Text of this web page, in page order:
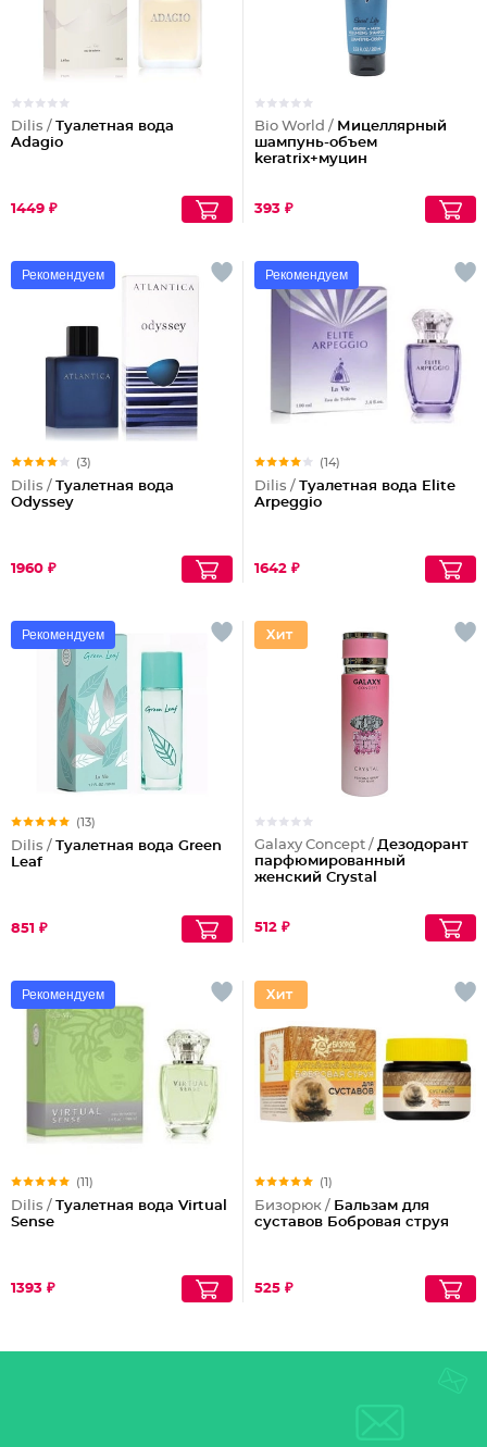
Dilis / Туалетная вода
Adagio
1449 ₽
Bio World / Мицеллярный
шампунь-объем
keratrix+муцин
393 ₽
Рекомендуем
(3)
Dilis / Туалетная вода
Odyssey
1960 ₽
Рекомендуем
(14)
Dilis / Туалетная вода Elite
Arpeggio
1642 ₽
Рекомендуем
(13)
Dilis / Туалетная вода Green
Leaf
851 ₽
Galaxy Concept / Дезодорант
парфюмированный
женский Crystal
512 ₽
Рекомендуем
(11)
Dilis / Туалетная вода Virtual
Sense
1393 ₽
(1)
Бизорюк / Бальзам для
суставов Бобровая струя
525 ₽